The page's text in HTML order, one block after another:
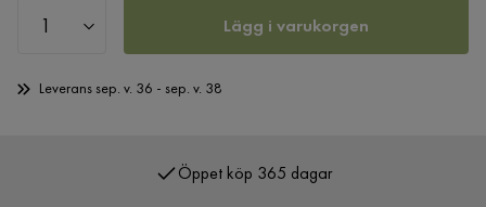
Lägg i varukorgen
Leverans sep. v. 36 - sep. v. 38
Över 400 000 nöjda kunder